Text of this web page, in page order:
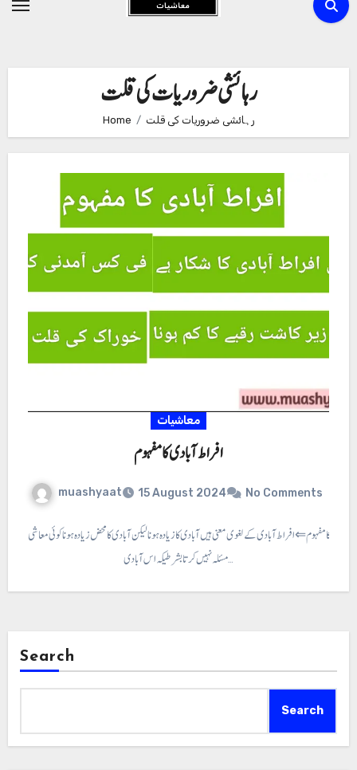
Content
رہائشی ضروریات کی قلت
Home رہائشی ضروریات کی قلت
معاشیات
افراط آبادی کا مفہوم
muashyaat 15 August 2024 No Comments
آبادی کا مفہوم ⇐ افراط آبادی کے لغوی معنی ہیں آبادی کا زیادہ ہونا لیکن آبادی کا محض زیادہ ہونا کوئی معاشی
مسئلہ نہیں کرتا بشر طیکہ اس آبادی…
Search
Search